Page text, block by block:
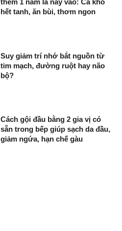
thêm 1 năm lá này vào: Cá kho
hết tanh, ăn bùi, thơm ngon
Suy giảm trí nhớ bắt nguồn từ
tim mạch, đường ruột hay não
bộ?
Cách gội đầu bằng 2 gia vị có
sẵn trong bếp giúp sạch da đầu,
giảm ngứa, hạn chế gàu